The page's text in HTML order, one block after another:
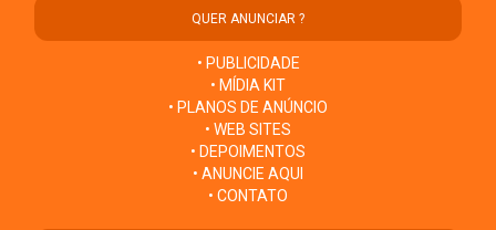
QUER ANUNCIAR ?
• PUBLICIDADE
• MÍDIA KIT
• PLANOS DE ANÚNCIO
• WEB SITES
• DEPOIMENTOS
• ANUNCIE AQUI
• CONTATO